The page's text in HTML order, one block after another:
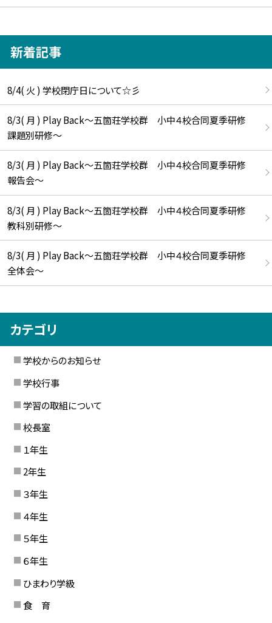
新着記事
8/4( 火 ) 学校閉庁日について☆彡
8/3( 月 ) Play Back～五箇荘学校群 小中４校合同夏季研修
課題別研修～
8/3( 月 ) Play Back～五箇荘学校群 小中４校合同夏季研修
報告会～
8/3( 月 ) Play Back～五箇荘学校群 小中４校合同夏季研修
教科別研修～
8/3( 月 ) Play Back～五箇荘学校群 小中４校合同夏季研修
全体会～
カテゴリ
学校からのお知らせ
学校行事
学習の取組について
校長室
１年生
2年生
３年生
４年生
５年生
６年生
ひまわり学級
食 育